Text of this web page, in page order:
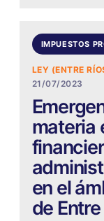
IMPUESTOS
LEY (ENTRE
21/07/2023
materia
en el
de